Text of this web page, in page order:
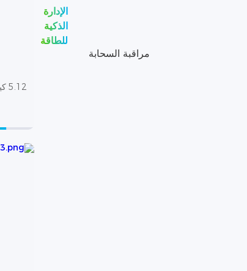
الإدارة
الذكية
للطاقة
مراقبة السحابة